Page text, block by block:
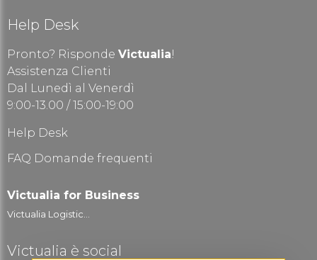
Help Desk
Pronto? Risponde Victualia!
Assistenza Clienti
Dal Lunedì al Venerdì
9:00-13.00 / 15:00-19:00
Help Desk
FAQ Domande frequenti
Victualia for Business
Victualia Logistic...
Victualia è social